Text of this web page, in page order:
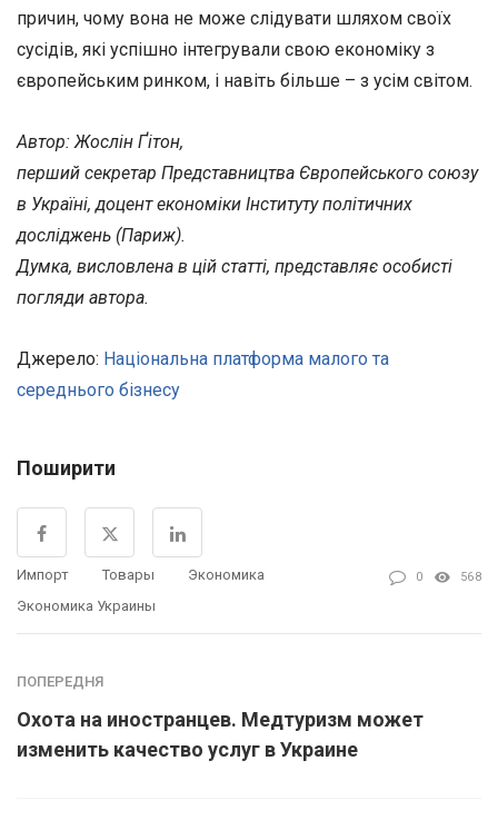
причин, чому вона не може слідувати шляхом своїх
сусідів, які успішно інтегрували свою економіку з
європейським ринком, і навіть більше – з усім світом.
Автор: Жослін Ґітон,
перший секретар Представництва Європейського союзу
в Україні, доцент економіки Інституту політичних
досліджень (Париж).
Думка, висловлена в цій статті, представляє особисті
погляди автора.
Джерело: Національна платформа малого та
середнього бізнесу
Поширити
Импорт Товары
Экономика
Экономика Украины
0 568
ПОПЕРЕДНЯ
Охота на иностранцев. Медтуризм может
изменить качество услуг в Украине